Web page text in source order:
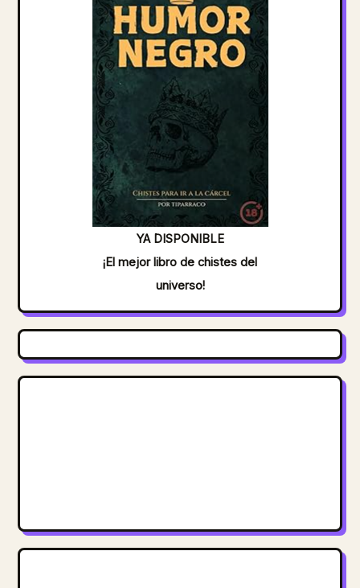
YA DISPONIBLE
¡El mejor libro de chistes del
universo!